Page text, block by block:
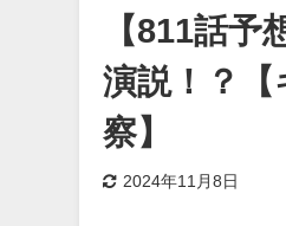
【811話
演説！？
察】
2024年11月8日